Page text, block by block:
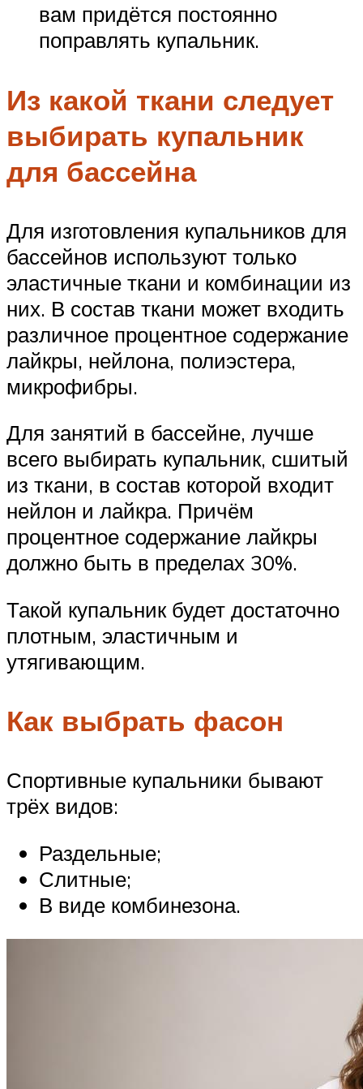
вам придётся постоянно
поправлять купальник.
Из какой ткани следует
выбирать купальник
для бассейна
Для изготовления купальников для
бассейнов используют только
эластичные ткани и комбинации из
них. В состав ткани может входить
различное процентное содержание
лайкры, нейлона, полиэстера,
микрофибры.
Для занятий в бассейне, лучше
всего выбирать купальник, сшитый
из ткани, в состав которой входит
нейлон и лайкра. Причём
процентное содержание лайкры
должно быть в пределах 30%.
Такой купальник будет достаточно
плотным, эластичным и
утягивающим.
Как выбрать фасон
Спортивные купальники бывают
трёх видов:
Раздельные;
Слитные;
В виде комбинезона.